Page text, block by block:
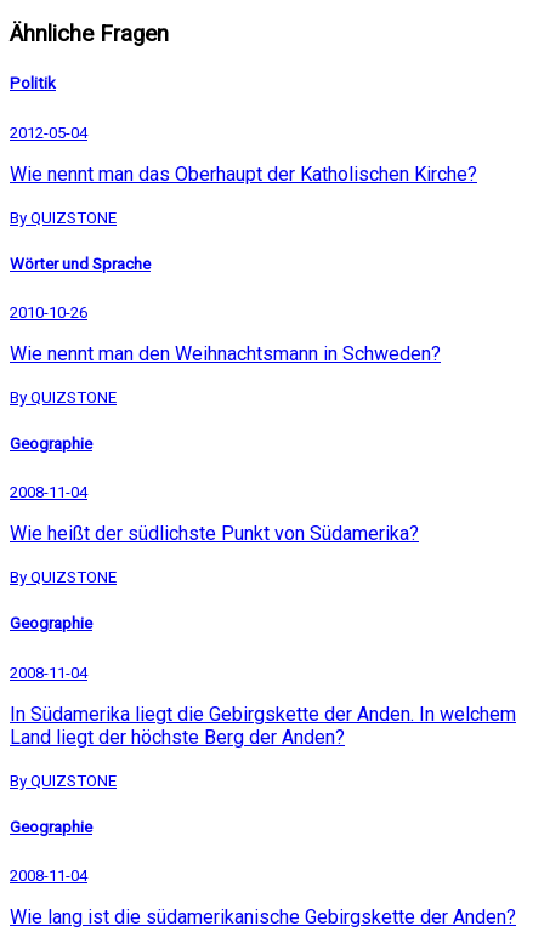
Ähnliche Fragen
Politik
2012-05-04
Wie nennt man das Oberhaupt der Katholischen Kirche?
By QUIZSTONE
Wörter und Sprache
2010-10-26
Wie nennt man den Weihnachtsmann in Schweden?
By QUIZSTONE
Geographie
2008-11-04
Wie heißt der südlichste Punkt von Südamerika?
By QUIZSTONE
Geographie
2008-11-04
In Südamerika liegt die Gebirgskette der Anden. In welchem
Land liegt der höchste Berg der Anden?
By QUIZSTONE
Geographie
2008-11-04
Wie lang ist die südamerikanische Gebirgskette der Anden?